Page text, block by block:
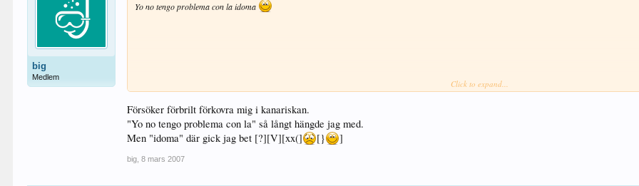
big
Medlem
Yo no tengo problema con la idoma
Click to expand...
Försöker förbrilt förkovra mig i kanariskan.
"Yo no tengo problema con la" så långt hängde jag med.
Men "idoma" där gick jag bet [?][V][xx(]
[} ]
big 8 mars 2007